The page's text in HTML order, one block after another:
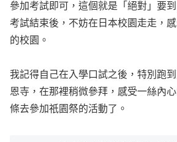
參加考試即可，這個就是「絕對」要
考試結束後，不妨在日本校園走走，
的校園。
我記得自己在入學口試之後，特別跑
恩寺，在那裡稍微參拜，感受一絲內
條去參加祇園祭的活動了。